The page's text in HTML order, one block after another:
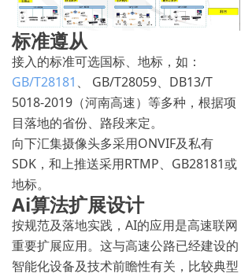
标准遵从
接入的标准可选国标、地标，如：
GB/T28181 、 GB/T28059、DB13/T
5018-2019（河南高速）等多种，根据项
目落地的省份、路段来定。
向下汇集摄像头多采用ONVIF及私有
SDK，和上推送采用RTMP、GB28181或
地标。
Ai算法扩展设计
按规范及落地实践，AI的应用是高速联网
重要扩展应用。这与高速公路已经建设的
智能化设备及技术前瞻性有关，比较典型